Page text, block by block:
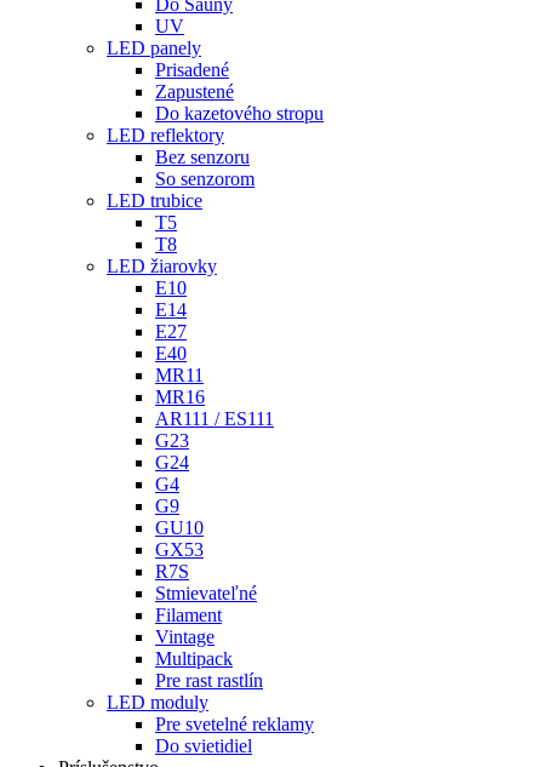
Do Sauny
UV
LED panely
Prisadené
Zapustené
Do kazetového stropu
LED reflektory
Bez senzoru
So senzorom
LED trubice
T5
T8
LED žiarovky
E10
E14
E27
E40
MR11
MR16
AR111 / ES111
G23
G24
G4
G9
GU10
GX53
R7S
Stmievateľné
Filament
Vintage
Multipack
Pre rast rastlín
LED moduly
Pre svetelné reklamy
Do svietidiel